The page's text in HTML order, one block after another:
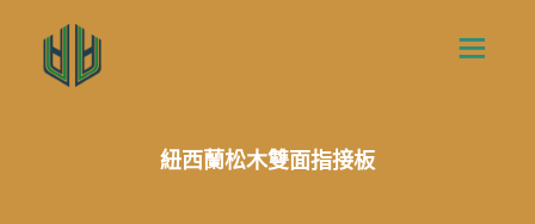
紐西蘭松木雙面指接板